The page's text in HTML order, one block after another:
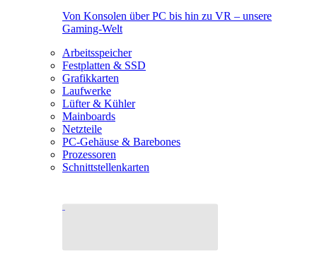
Von Konsolen über PC bis hin zu VR – unsere
Gaming-Welt
Arbeitsspeicher
Festplatten & SSD
Grafikkarten
Laufwerke
Lüfter & Kühler
Mainboards
Netzteile
PC-Gehäuse & Barebones
Prozessoren
Schnittstellenkarten